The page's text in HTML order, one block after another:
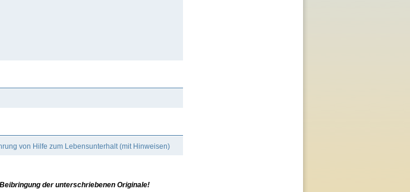
von Hilfe zum Lebensunterhalt (mit Hinweisen)
der unterschriebenen Originale!